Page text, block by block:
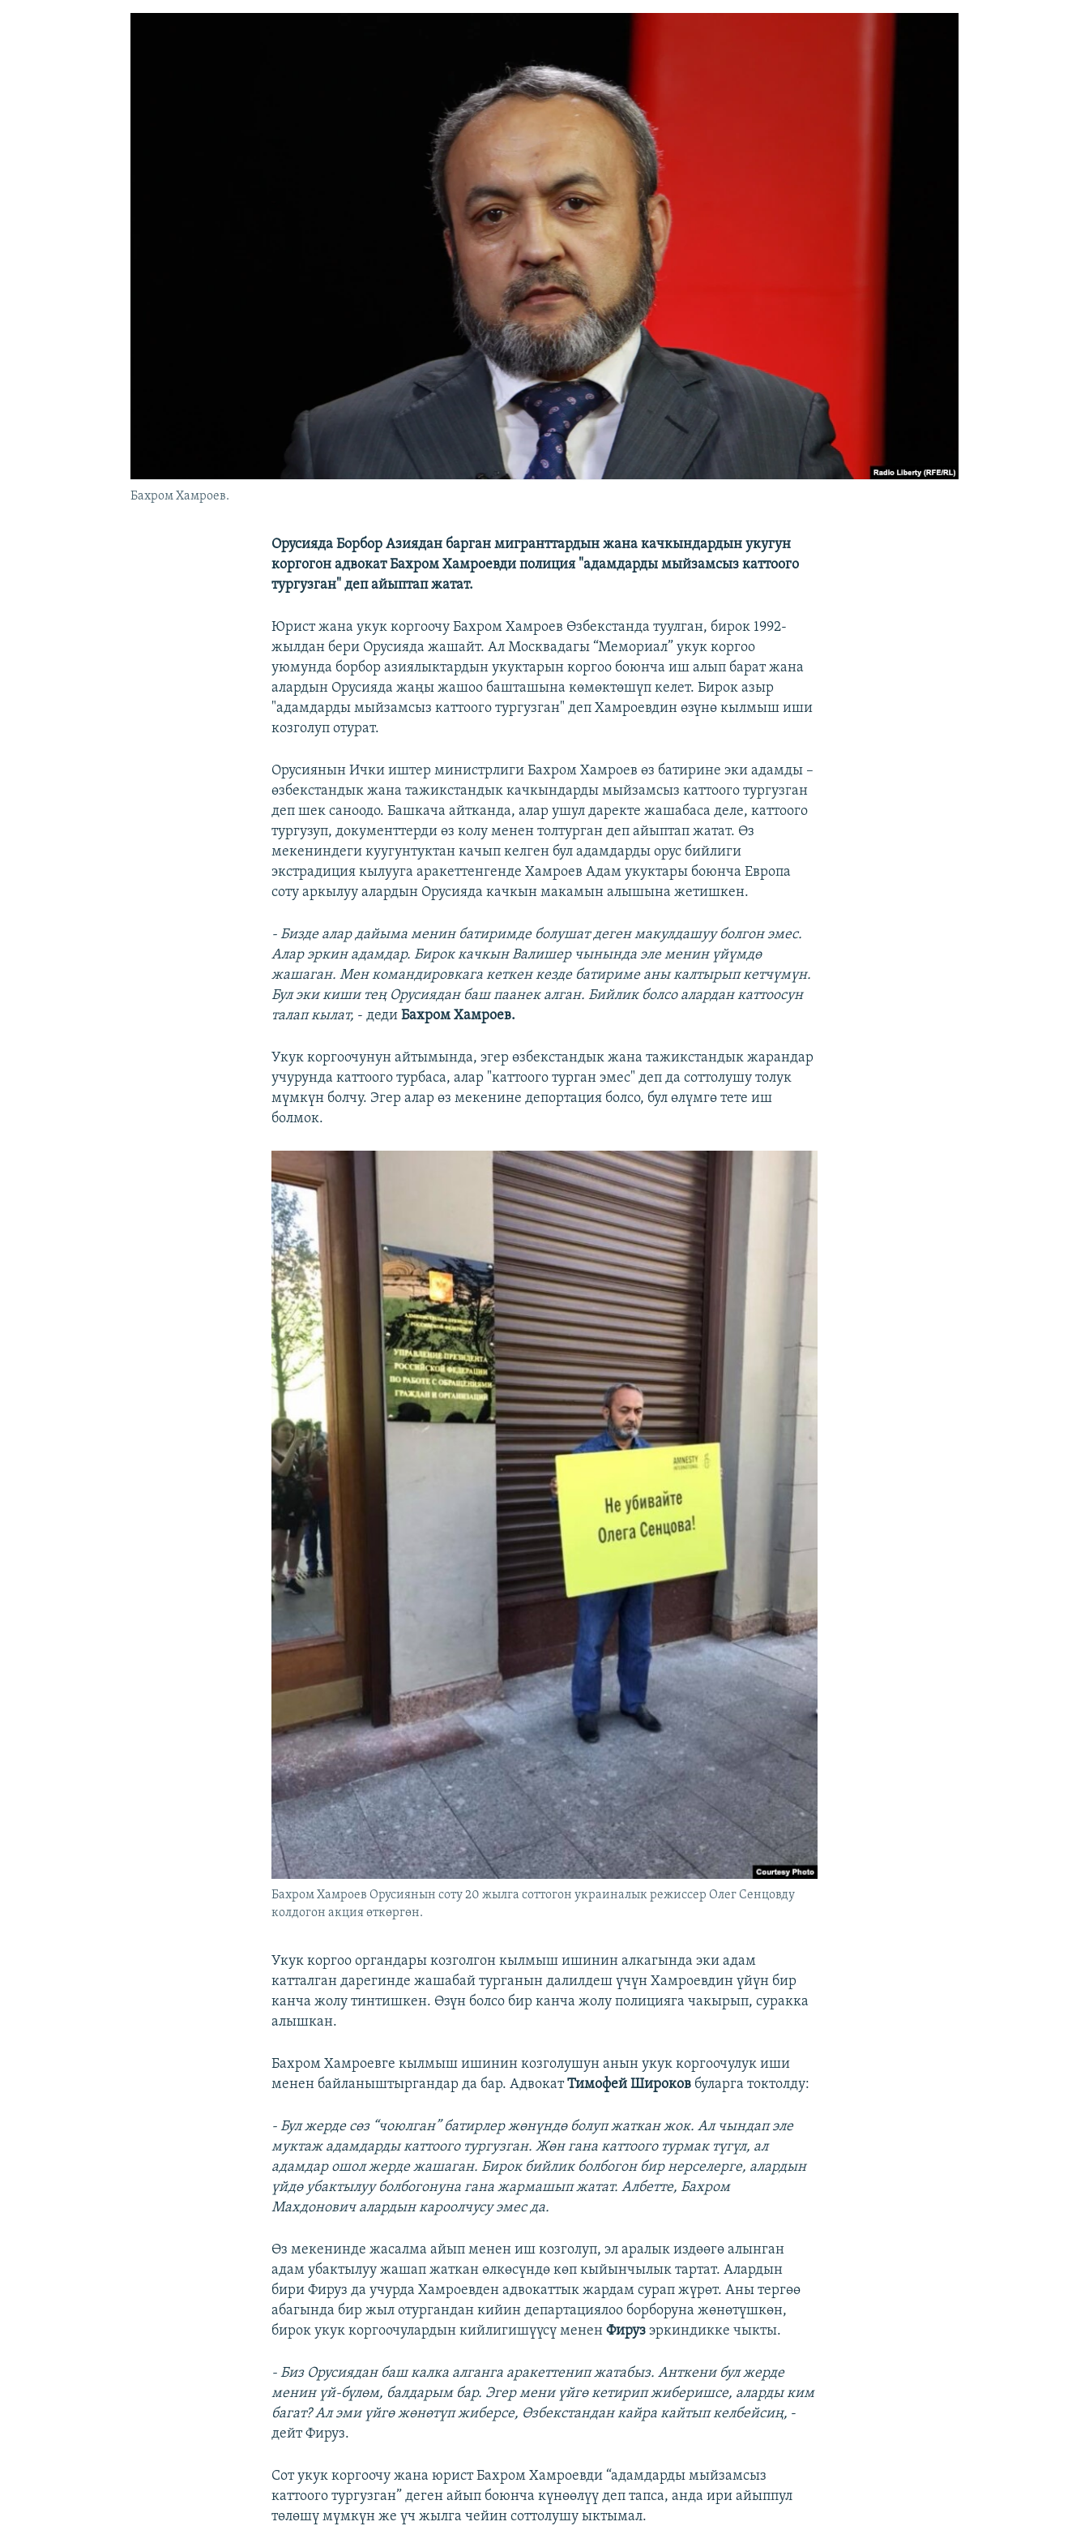
Бахром Хамроев.
Орусияда Борбор Азиядан барган мигранттардын жана качкындардын укугун
коргогон адвокат Бахром Хамроевди полиция "адамдарды мыйзамсыз каттоого
тургузган" деп айыптап жатат.
Юрист жана укук коргоочу Бахром Хамроев Өзбекстанда туулган, бирок 1992-
жылдан бери Орусияда жашайт. Ал Москвадагы “Мемориал” укук коргоо
уюмунда борбор азиялыктардын укуктарын коргоо боюнча иш алып барат жана
алардын Орусияда жаңы жашоо башташына көмөктөшүп келет. Бирок азыр
"адамдарды мыйзамсыз каттоого тургузган" деп Хамроевдин өзүнө кылмыш иши
козголуп отурат.
Орусиянын Ички иштер министрлиги Бахром Хамроев өз батирине эки адамды –
өзбекстандык жана тажикстандык качкындарды мыйзамсыз каттоого тургузган
деп шек саноодо. Башкача айтканда, алар ушул даректе жашабаса деле, каттоого
тургузуп, документтерди өз колу менен толтурган деп айыптап жатат. Өз
мекениндеги куугунтуктан качып келген бул адамдарды орус бийлиги
экстрадиция кылууга аракеттенгенде Хамроев Адам укуктары боюнча Европа
соту аркылуу алардын Орусияда качкын макамын алышына жетишкен.
- Бизде алар дайыма менин батиримде болушат деген макулдашуу болгон эмес.
Алар эркин адамдар. Бирок качкын Валишер чынында эле менин үйүмдө
жашаган. Мен командировкага кеткен кезде батириме аны калтырып кетчүмүн.
Бул эки киши тең Орусиядан баш паанек алган. Бийлик болсо алардан каттоосун
талап кылат, - дедиБахром Хамроев​.
Укук коргоочунун айтымында, эгер өзбекстандык жана тажикстандык жарандар
учурунда каттоого турбаса, алар "каттоого турган эмес" деп да соттолушу толук
мүмкүн болчу. Эгер алар өз мекенине депортация болсо, бул өлүмгө тете иш
болмок.
Бахром Хамроев Орусиянын соту 20 жылга соттогон украиналык режиссер Олег Сенцовду
колдогон акция өткөргөн.
Укук коргоо органдары козголгон кылмыш ишинин алкагында эки адам
катталган дарегинде жашабай турганын далилдеш үчүн Хамроевдин үйүн бир
канча жолу тинтишкен. Өзүн болсо бир канча жолу полицияга чакырып, суракка
алышкан.
Бахром Хамроевге кылмыш ишинин козголушун анын укук коргоочулук иши
менен байланыштыргандар да бар. АдвокатТимофей Широков буларга токтолду:
- Бул жерде сөз “чоюлган” батирлер жөнүндө болуп жаткан жок. Ал чындап эле
муктаж адамдарды каттоого тургузган. Жөн гана каттоого турмак түгүл, ал
адамдар ошол жерде жашаган. Бирок бийлик болбогон бир нерселерге, алардын
үйдө убактылуу болбогонуна гана жармашып жатат. Албетте, Бахром
Махдонович алардын кароолчусу эмес да.
Өз мекенинде жасалма айып менен иш козголуп, эл аралык издөөгө алынган
адам убактылуу жашап жаткан өлкөсүндө көп кыйынчылык тартат. Алардын
бири Фируз да учурда Хамроевден адвокаттык жардам сурап жүрөт. Аны тергөө
абагында бир жыл отургандан кийин департациялоо борборуна жөнөтүшкөн,
бирок укук коргоочулардын кийлигишүүсү мененФируз эркиндикке чыкты.
- Биз Орусиядан баш калка алганга аракеттенип жатабыз. Анткени бул жерде
менин үй-бүлөм, балдарым бар. Эгер мени үйгө кетирип жиберишсе, аларды ким
багат? Ал эми үйгө жөнөтүп жиберсе, Өзбекстандан кайра кайтып келбейсиң, -
дейт Фируз.
Сот укук коргоочу жана юрист Бахром Хамроевди “адамдарды мыйзамсыз
каттоого тургузган” деген айып боюнча күнөөлүү деп тапса, анда ири айыппул
төлөшү мүмкүн же үч жылга чейин соттолушу ыктымал.